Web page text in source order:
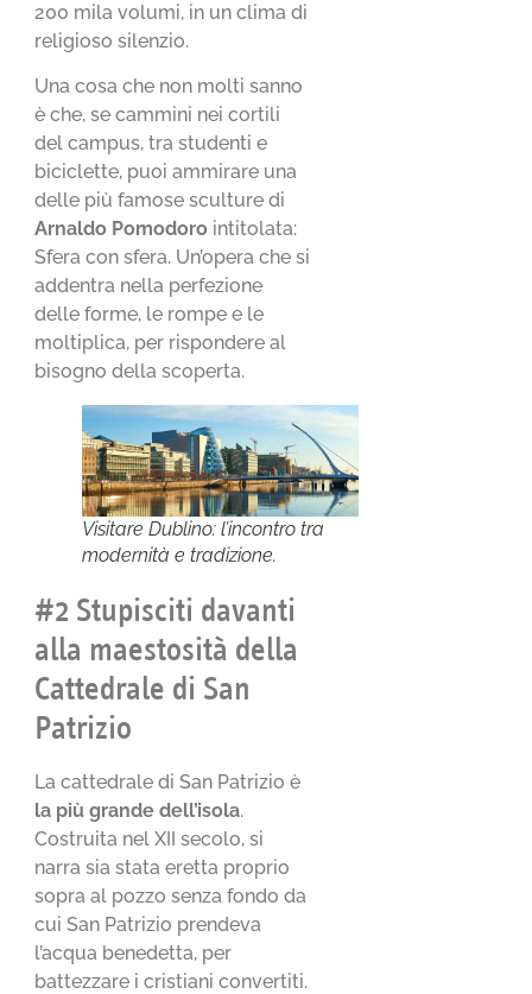
200 mila volumi, in un clima di
religioso silenzio.
Una cosa che non molti sanno
è che, se cammini nei cortili
del campus, tra studenti e
biciclette, puoi ammirare una
delle più famose sculture di
Arnaldo Pomodoro intitolata:
Sfera con sfera. Un’opera che si
addentra nella perfezione
delle forme, le rompe e le
moltiplica, per rispondere al
bisogno della scoperta.
Visitare Dublino: l’incontro tra
modernità e tradizione.
#2 Stupisciti davanti
alla maestosità della
Cattedrale di San
Patrizio
La cattedrale di San Patrizio è
la più grande dell’isola.
Costruita nel XII secolo, si
narra sia stata eretta proprio
sopra al pozzo senza fondo da
cui San Patrizio prendeva
l’acqua benedetta, per
battezzare i cristiani convertiti.